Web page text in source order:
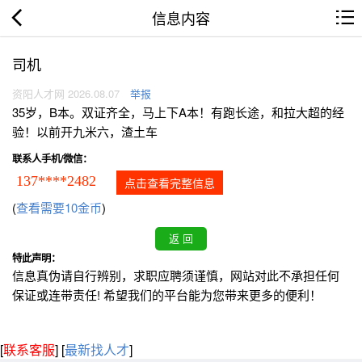
信息内容
司机
资阳人才网 2026.08.07 举报
35岁，B本。双证齐全，马上下A本！有跑长途，和拉大超的经
验！以前开九米六，渣土车
联系人手机/微信：
137****2482 点击查看完整信息
(查看需要10金币)
特此声明：
信息真伪请自行辨别，求职应聘须谨慎，网站对此不承担任何
保证或连带责任! 希望我们的平台能为您带来更多的便利！
[联系客服] [最新找人才]